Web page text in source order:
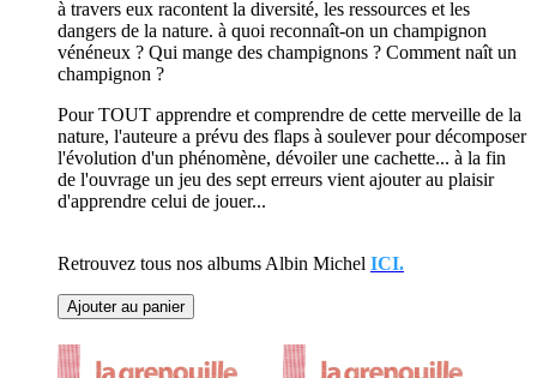
à travers eux racontent la diversité, les ressources et les
dangers de la nature. à quoi reconnaît-on un champignon
vénéneux ? Qui mange des champignons ? Comment naît un
champignon ?
Pour TOUT apprendre et comprendre de cette merveille de la
nature, l'auteure a prévu des flaps à soulever pour décomposer
l'évolution d'un phénomène, dévoiler une cachette... à la fin
de l'ouvrage un jeu des sept erreurs vient ajouter au plaisir
d'apprendre celui de jouer...
Retrouvez tous nos albums Albin Michel ICI.
Ajouter au panier